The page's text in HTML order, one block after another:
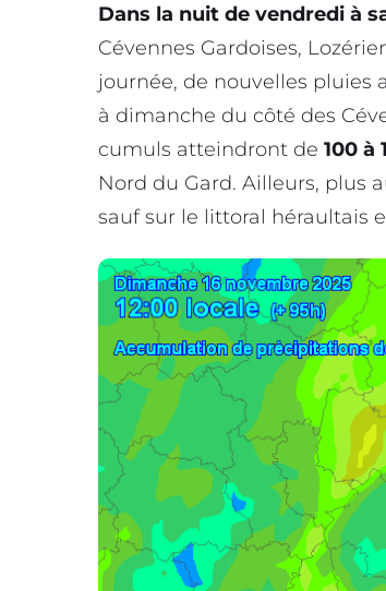
Dans la nuit de vendredi à
Cévennes Gardoises,
journée, de nouvelles pluies
à dimanche du côté des
cumuls atteindront de 100 à
Nord du Gard. Ailleurs, plus
sauf sur le littoral héraultais